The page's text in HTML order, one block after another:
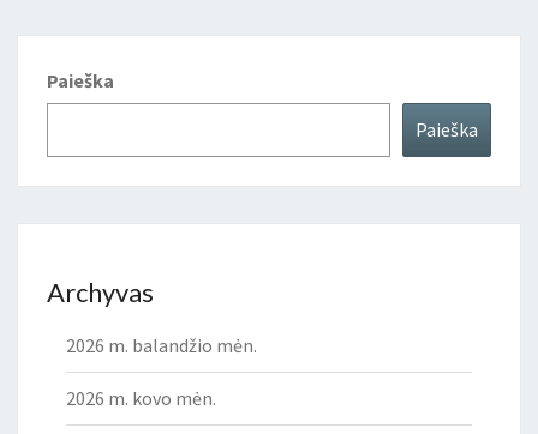
Paieška
Paieška
Archyvas
2026 m. balandžio mėn.
2026 m. kovo mėn.